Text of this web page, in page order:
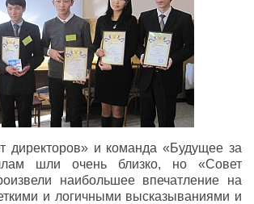
директоров» и команда «Будущее за
шли очень близко, но «Совет
наибольшее впечатление на
и логичными высказываниями и